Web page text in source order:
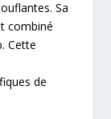
Sa
combiné
Cette
de